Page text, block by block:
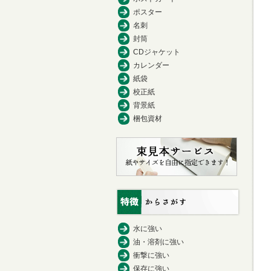
ポスター
名刺
封筒
CDジャケット
カレンダー
紙袋
校正紙
背景紙
梱包資材
水に強い
油・溶剤に強い
衝撃に強い
保存に強い